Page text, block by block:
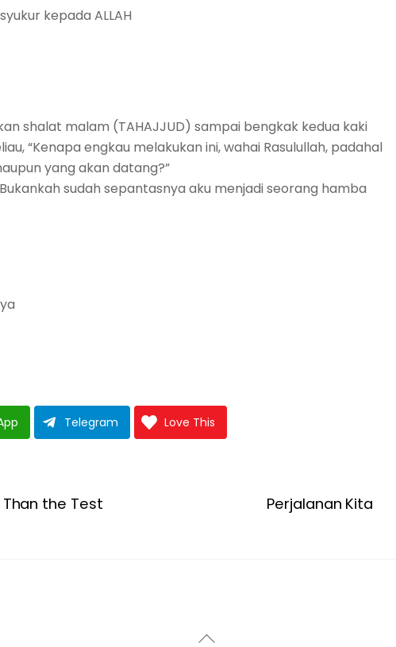
kepada ALLAH
“Kenapa engkau melakukan ini, wahai Rasulullah, padahal
yang akan datang?”
Telegram Love This
Than the Test Perjalanan Kita